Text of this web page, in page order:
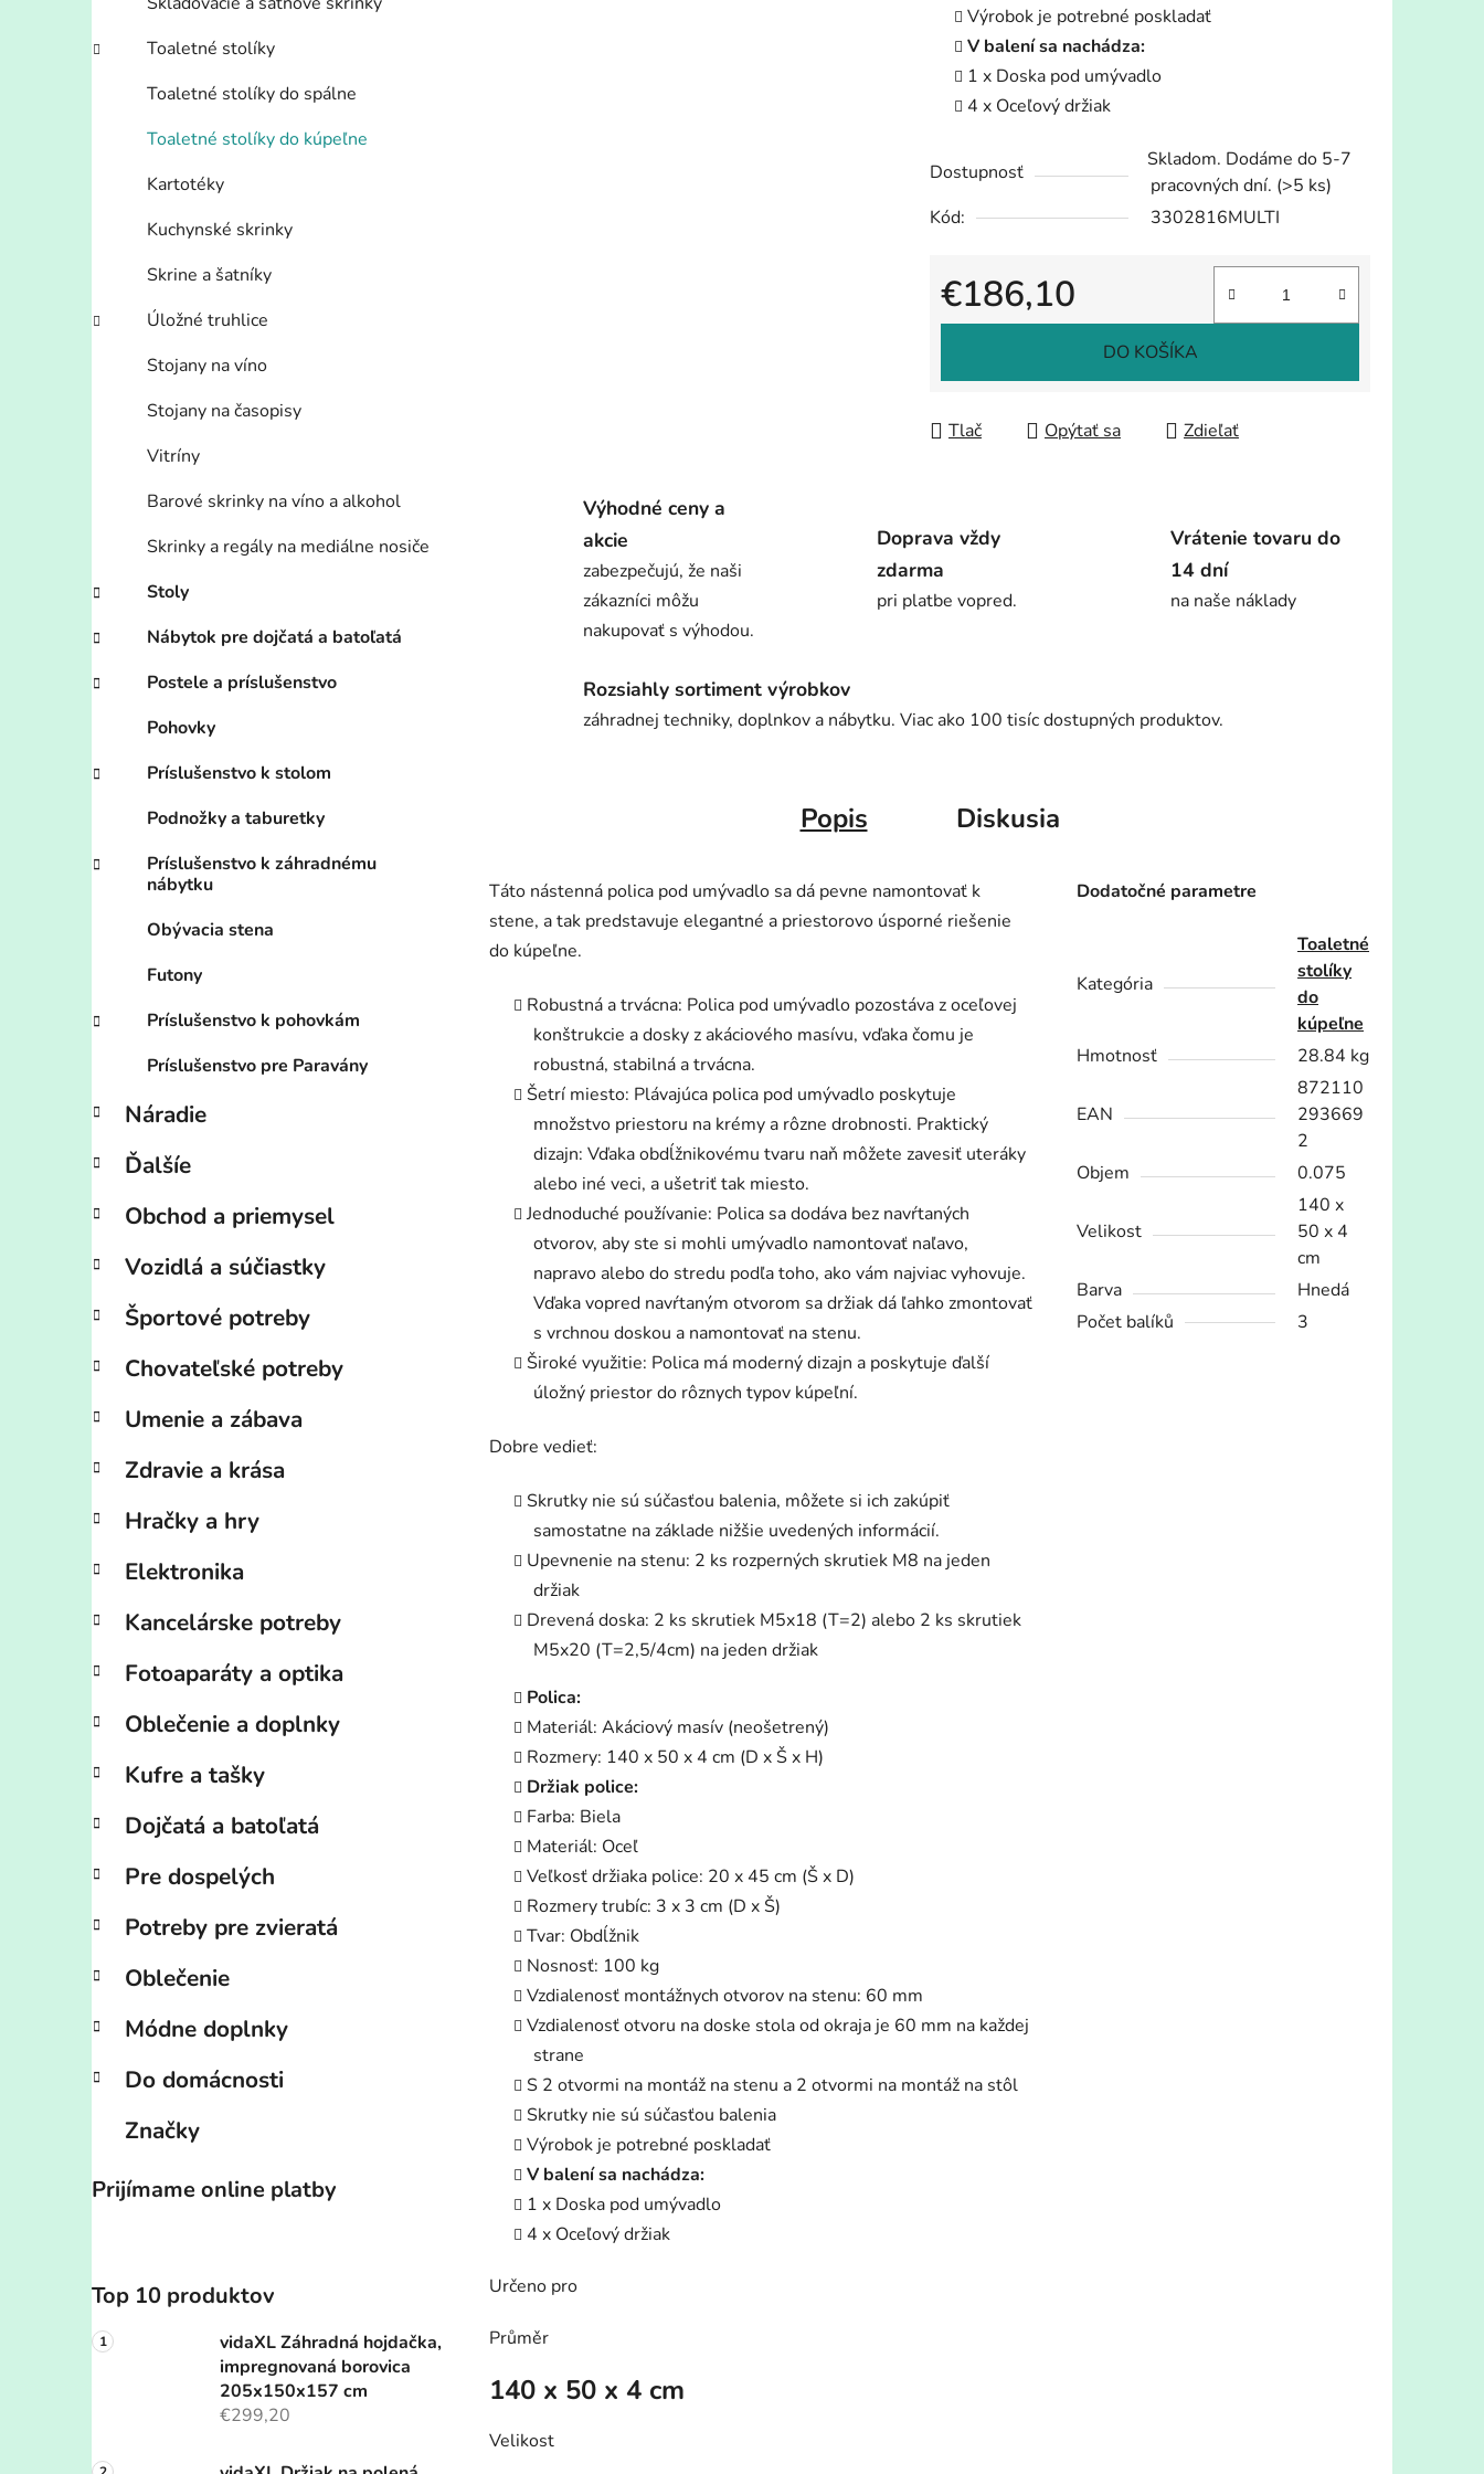
Toaletné stolíky
Toaletné stolíky do spálne
Toaletné stolíky do kúpeľne
Kartotéky
Kuchynské skrinky
Skrine a šatníky
Úložné truhlice
Stojany na víno
Stojany na časopisy
Vitríny
Barové skrinky na víno a alkohol
Skrinky a regály na mediálne nosiče
Stoly
Nábytok pre dojčatá a batoľatá
Postele a príslušenstvo
Pohovky
Príslušenstvo k stolom
Podnožky a taburetky
Príslušenstvo k záhradnému
nábytku
Obývacia stena
Futony
Príslušenstvo k pohovkám
Príslušenstvo pre Paravány
Náradie
Ďalšíe
Obchod a priemysel
Vozidlá a súčiastky
Športové potreby
Chovateľské potreby
Umenie a zábava
Zdravie a krása
Hračky a hry
Elektronika
Kancelárske potreby
Fotoaparáty a optika
Oblečenie a doplnky
Kufre a tašky
Dojčatá a batoľatá
Pre dospelých
Potreby pre zvieratá
Oblečenie
Módne doplnky
Do domácnosti
Značky
Prijímame online platby
Top 10 produktov
vidaXL Záhradná hojdačka,
impregnovaná borovica
205x150x157 cm
€299,20
Výrobok je potrebné poskladať
V balení sa nachádza:
1 x Doska pod umývadlo
4 x Oceľový držiak
Dostupnosť
Skladom. Dodáme do 5-7
pracovných dní. (>5 ks)
Kód:
3302816MULTI
€186,10
Jednotková cena:
DO KOŠÍKA
Tlač Opýtať sa Zdieľať
Výhodné ceny a
akcie
zabezpečujú, že naši
zákazníci môžu
nakupovať s výhodou.
Doprava vždy
zdarma
pri platbe vopred.
Vrátenie tovaru do
14 dní
na naše náklady
Rozsiahly sortiment výrobkov
záhradnej techniky, doplnkov a nábytku. Viac ako 100 tisíc dostupných produktov.
Popis Diskusia
Táto nástenná polica pod umývadlo sa dá pevne namontovať k
stene, a tak predstavuje elegantné a priestorovo úsporné riešenie
do kúpeľne.
Robustná a trvácna: Polica pod umývadlo pozostáva z oceľovej
konštrukcie a dosky z akáciového masívu, vďaka čomu je
robustná, stabilná a trvácna.
Šetrí miesto: Plávajúca polica pod umývadlo poskytuje
množstvo priestoru na krémy a rôzne drobnosti. Praktický
dizajn: Vďaka obdĺžnikovému tvaru naň môžete zavesiť uteráky
alebo iné veci, a ušetriť tak miesto.
Jednoduché používanie: Polica sa dodáva bez navŕtaných
otvorov, aby ste si mohli umývadlo namontovať naľavo,
napravo alebo do stredu podľa toho, ako vám najviac vyhovuje.
Vďaka vopred navŕtaným otvorom sa držiak dá ľahko zmontovať
s vrchnou doskou a namontovať na stenu.
Široké využitie: Polica má moderný dizajn a poskytuje ďalší
úložný priestor do rôznych typov kúpeľní.
Dobre vedieť:
Skrutky nie sú súčasťou balenia, môžete si ich zakúpiť
samostatne na základe nižšie uvedených informácií.
Upevnenie na stenu: 2 ks rozperných skrutiek M8 na jeden
držiak
Drevená doska: 2 ks skrutiek M5x18 (T=2) alebo 2 ks skrutiek
M5x20 (T=2,5/4cm) na jeden držiak
Polica:
Materiál: Akáciový masív (neošetrený)
Rozmery: 140 x 50 x 4 cm (D x Š x H)
Držiak police:
Farba: Biela
Materiál: Oceľ
Veľkosť držiaka police: 20 x 45 cm (Š x D)
Rozmery trubíc: 3 x 3 cm (D x Š)
Tvar: Obdĺžnik
Nosnosť: 100 kg
Vzdialenosť montážnych otvorov na stenu: 60 mm
Vzdialenosť otvoru na doske stola od okraja je 60 mm na každej
strane
S 2 otvormi na montáž na stenu a 2 otvormi na montáž na stôl
Skrutky nie sú súčasťou balenia
Výrobok je potrebné poskladať
V balení sa nachádza:
1 x Doska pod umývadlo
4 x Oceľový držiak
Určeno pro
Průměr
140 x 50 x 4 cm
Velikost
Dodatočné parametre
Kategória
Toaletné
stolíky
do
kúpeľne
Hmotnosť
28.84 kg
EAN
872110
293669
2
Objem
0.075
Velikost
140 x
50 x 4
cm
Barva
Hnedá
Počet balíků
3